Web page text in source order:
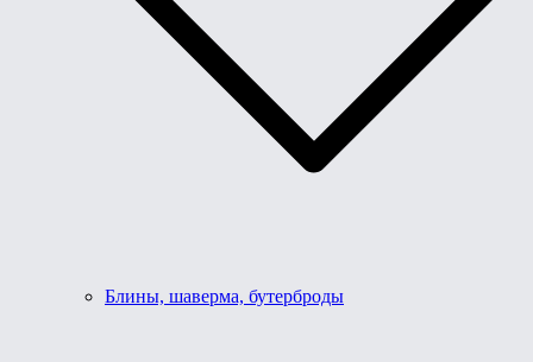
Блины, шаверма, бутерброды